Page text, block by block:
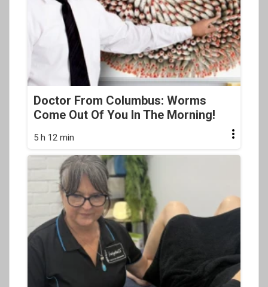
Doctor From Columbus: Worms
Come Out Of You In The Morning!
5 h 12 min